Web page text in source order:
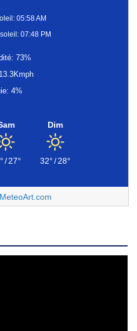
05:58 AM
07:48 PM
73%
4%
/27°
Dim
32°/28°
MeteoArt.com